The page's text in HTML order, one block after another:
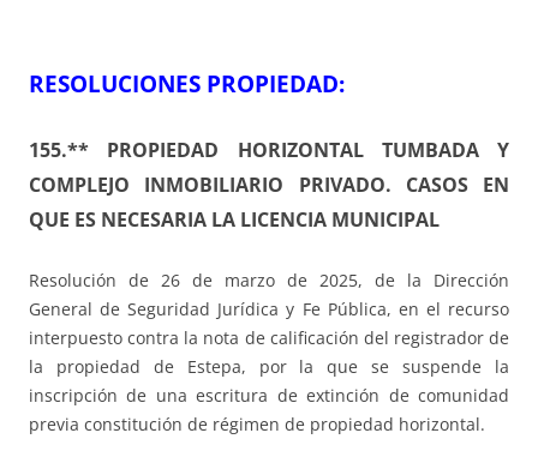
RESOLUCIONES PROPIEDAD:
155.** PROPIEDAD HORIZONTAL TUMBADA Y
COMPLEJO INMOBILIARIO PRIVADO. CASOS EN
QUE ES NECESARIA LA LICENCIA MUNICIPAL
Resolución de 26 de marzo de 2025, de la Dirección
General de Seguridad Jurídica y Fe Pública, en el recurso
interpuesto contra la nota de calificación del registrador de
la propiedad de Estepa, por la que se suspende la
inscripción de una escritura de extinción de comunidad
previa constitución de régimen de propiedad horizontal.